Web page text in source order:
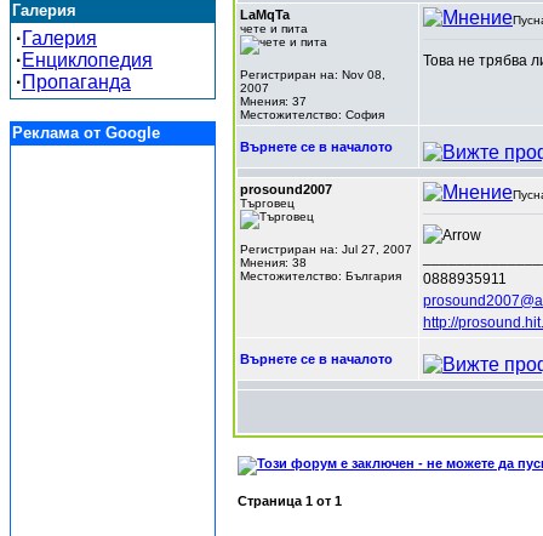
Галерия
·Галерия
·Енциклопедия
·Пропаганда
Реклама от Google
LaMqTa
чете и пита
Регистриран на: Nov 08,
2007
Мнения: 37
Местожителство: София
Това не трябва
Върнете се в началото
prosound2007
Търговец
Регистриран на: Jul 27, 2007
Мнения: 38
Местожителство: България
0888935911
http://
Върнете се в началото
Страница 1 от 1